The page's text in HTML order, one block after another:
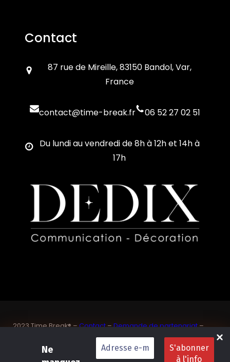
Ne
Contact
87 rue de Mireille, 83150 Bandol, Var,
France
contact@time-break.fr 06 52 27 02 51
Du lundi au vendredi de 8h à 12h et 14h à
17h
2023 Time Break® –Contact–Demande de partenariat–
Sponsoriser un joueur de padel français
SASU Dedix Communication – 87 rue de Mireille – 83 150
Bandol – Var